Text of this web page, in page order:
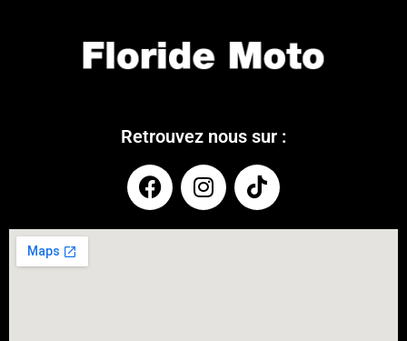
Retrouvez nous sur :